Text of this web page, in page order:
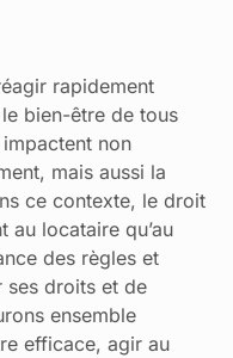
rapidement
bien-être de tous
non
mais aussi la
ce contexte, le droit
au locataire qu’au
des règles et
ses droits et de
ensemble
efficace, agir au